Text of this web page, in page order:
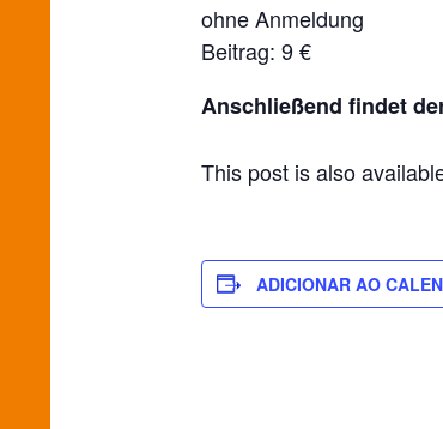
ohne Anmeldung
Beitrag: 9 €
Anschließend findet
This post is also
ADICIONAR AO